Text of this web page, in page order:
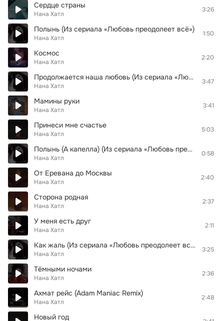
Сердце страны
Нана Хатл
3:26
Полынь (Из сериала «Любовь преодолеет всё»)
Нана Хатл
1:50
Космос
Нана Хатл
2:20
Продолжается наша любовь (Из сериала «Любовь преодолеет всё»)
Нана Хатл
3:47
Мамины руки
Нана Хатл
3:41
Принеси мне счастье
Нана Хатл
5:03
Полынь (А капелла) (Из сериала «Любовь преодолеет всё»)
Нана Хатл
0:58
От Еревана до Москвы
Нана Хатл
2:40
Сторона родная
Нана Хатл
2:37
У меня есть друг
Нана Хатл
2:11
Как жаль (Из сериала «Любовь преодолеет всё»)
Нана Хатл
3:25
Тёмными ночами
Нана Хатл
2:36
Ахмат рейс (Adam Maniac Remix)
Нана Хатл
2:48
Новый год